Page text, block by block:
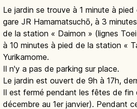
Le jardin se trouve à 1 minute à
gare JR Hamamatsuchō, à 3
de la station « Daimon » (lignes
à 10 minutes à pied de la station «
Yurikamome.
Il n'y a pas de parking sur place.
Le jardin est ouvert de 9h à 17h,
Il est fermé pendant les fêtes de fin
décembre au 1er janvier). Pendant